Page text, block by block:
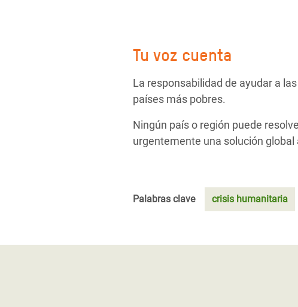
Tu voz cuenta
La responsabilidad de ayudar a
países más pobres.
Ningún país o región puede
urgentemente una solución
Palabras clave crisis humanitaria